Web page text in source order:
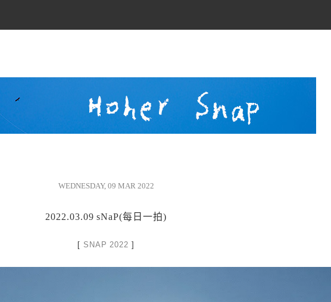
WEDNESDAY, 09 MAR 2022
2022.03.09 sNaP(每日一拍)
[ SNAP 2022 ]